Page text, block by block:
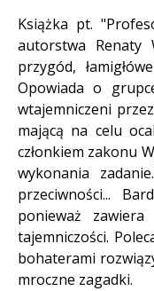
Książka pt.
autorstwa Renaty
przygód,
Opowiada o
wtajemniczeni
mającą na celu
członkiem zakonu
wykonania
przeciwności...
ponieważ
tajemniczości.
bohaterami
mroczne zagadki.